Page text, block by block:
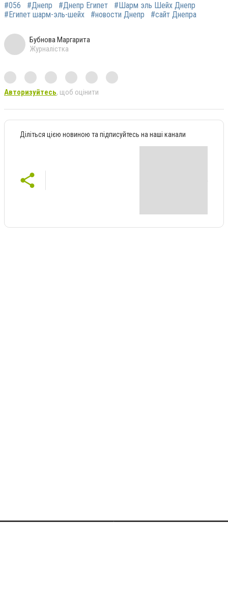
#056 #Днепр #Днепр Египет
#Шарм эль Шейх Днепр
#Египет шарм-эль-шейх
#новости Днепр #сайт Днепра
Бубнова Маргарита
Журналістка
Авторизуйтесь, щоб оцінити
Діліться цією новиною та підписуйтесь на наші канали